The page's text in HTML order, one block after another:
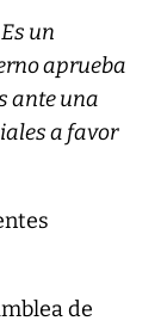
un
aprueba
ante una
a favor
de